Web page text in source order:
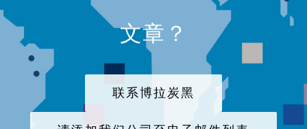
文章？
联系博拉炭黑